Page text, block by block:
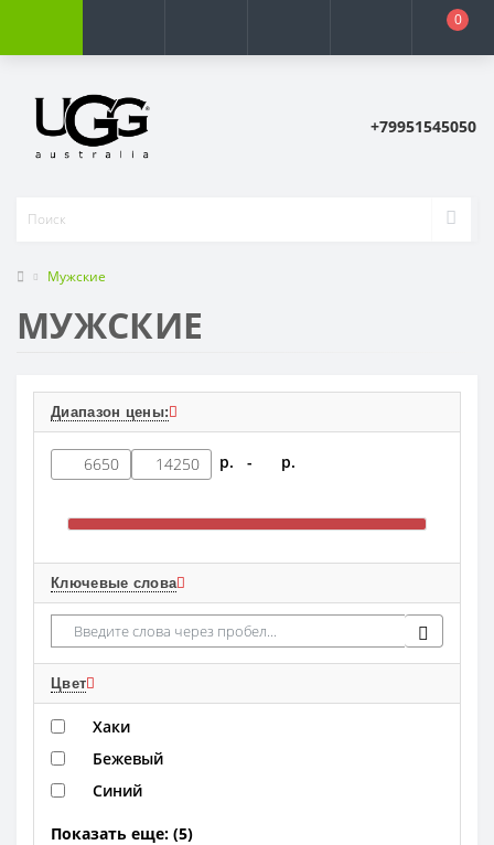
0
+79951545050
Мужские
МУЖСКИЕ
Диапазон цены:
р. - р.
Ключевые слова
Цвет
Хаки
Бежевый
Синий
Показать еще: (5)